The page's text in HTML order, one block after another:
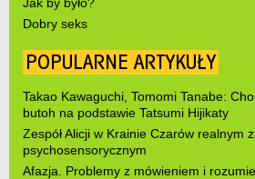
Dobry seks
POPULARNE ARTYKUŁY
Takao Kawaguchi, Tomomi Tanabe:
butoh na podstawie Tatsumi Hijikaty
Zespół Alicji w Krainie Czarów realnym
psychosensorycznym
Afazja. Problemy z mówieniem i